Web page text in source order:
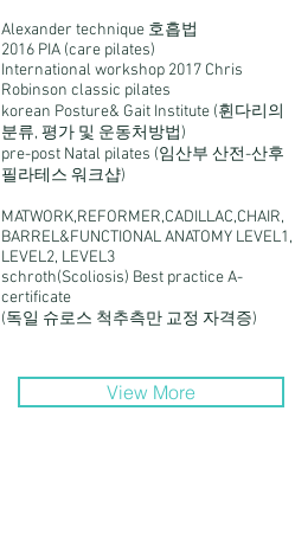
Alexander technique 호흡법
2016 PIA (care pilates)
International workshop 2017 Chris
Robinson classic pilates
korean Posture& Gait Institute (휜다리의
분류, 평가 및 운동처방법)
pre-post Natal pilates (임산부 산전-산후
필라테스 워크샵)
MATWORK,REFORMER,CADILLAC,CHAIR,
BARREL&FUNCTIONAL ANATOMY LEVEL1,
LEVEL2, LEVEL3
schroth(Scoliosis) Best practice A-
certificate
(독일 슈로스 척추측만 교정 자격증)
View More